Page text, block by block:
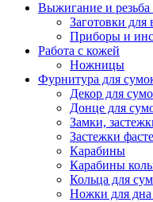
Выжигание и резьба
Заготовки
Приборы и
Работа с кожей
Ножницы
Фурнитура для
Декор для
Донце для
Замки,
Застежки
Карабины
Карабины
Кольца для
Ножки для